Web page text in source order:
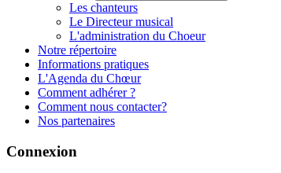
Les chanteurs
Le Directeur musical
L'administration du Choeur
Notre répertoire
Informations pratiques
L'Agenda du Chœur
Comment adhérer ?
Comment nous contacter?
Nos partenaires
Connexion